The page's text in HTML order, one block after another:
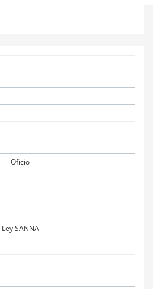
Oficio
Ley SANNA